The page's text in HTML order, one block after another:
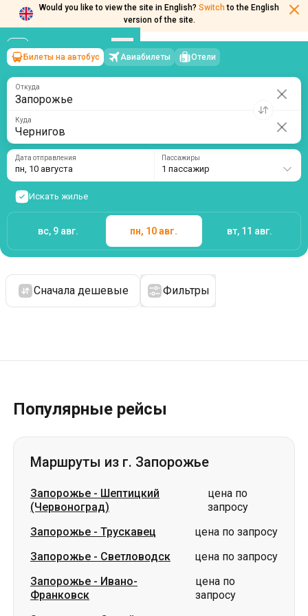
Would you like to view the site in English? Switch to the English
version of the site.
Запорожье→Чернигов
пн, 10 августа/1 пассажир
Билеты на автобус Авиабилеты Отели
Откуда
Куда
Дата отправления
пн, 10 августа
Пассажиры
1 пассажир
Искать жилье
вс, 9 авг. пн, 10 авг. вт, 11 авг.
Сначала дешевые Фильтры
Популярные рейсы
Маршруты из г. Запорожье
Запорожье - Шептицкий
(Червоноград)
цена по
запросу
Запорожье - Трускавец
цена по запросу
Запорожье - Светловодск
цена по запросу
Запорожье - Ивано-
Франковск
цена по
запросу